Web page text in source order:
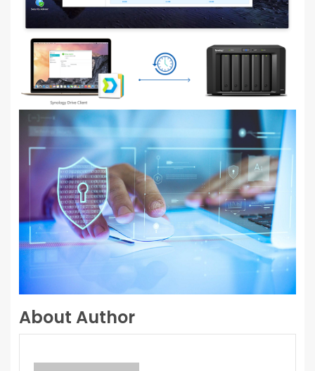
About Author